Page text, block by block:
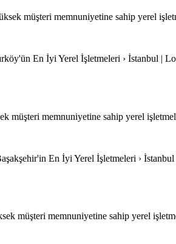
müşteri memnuniyetine sahip yerel
En İyi Yerel İşletmeleri › İstanbul |
müşteri memnuniyetine sahip yerel
En İyi Yerel İşletmeleri ›
müşteri memnuniyetine sahip yerel